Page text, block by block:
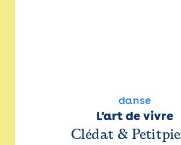
danse
L'art de vivre
Clédat &